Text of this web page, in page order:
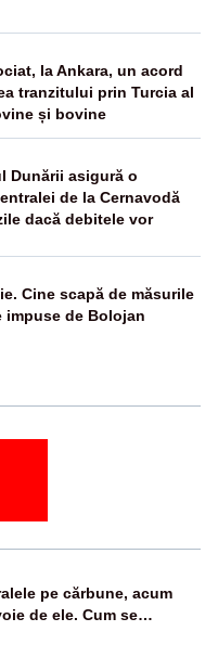
la Ankara, un acord
tranzitului prin Turcia al
și bovine
Dunării asigură o
de la Cernavodă
dacă debitele vor
Cine scapă de măsurile
impuse de Bolojan
pe cărbune, acum
de ele. Cum se
plină criză energetică